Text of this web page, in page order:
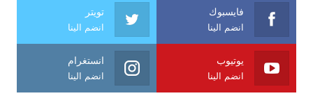
فايسبوك
انضم الينا
تويتر
انضم الينا
يوتيوب
انضم الينا
انستغرام
انضم الينا